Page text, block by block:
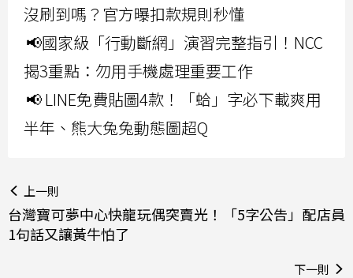
沒刷到嗎？官方曝扣款規則秒懂
📢國家級「行動斷網」演習完整指引！NCC
揭3重點：勿用手機處理重要工作
📢 LINE免費貼圖4款！「蛤」字必下載爽用
半年、熊大兔兔動態圖超Q
上一則
台灣寶可夢中心快龍玩偶突賣光！「5字公告」配店員
1句話又讓黃牛怕了
下一則